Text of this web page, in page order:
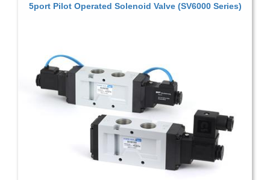
5port Pilot Operated Solenoid Valve (SV6000 Series)